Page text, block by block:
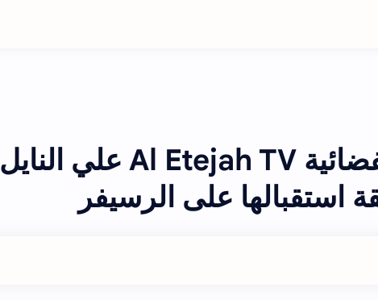
تردد قناة الاتجاه الفضائية Al Etejah TV علي النايل